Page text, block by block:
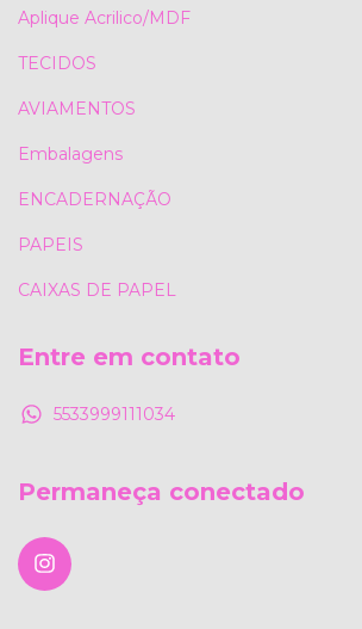
Aplique Acrilico/MDF
TECIDOS
AVIAMENTOS
Embalagens
ENCADERNAÇÃO
PAPEIS
CAIXAS DE PAPEL
Entre em contato
5533999111034
Permaneça conectado